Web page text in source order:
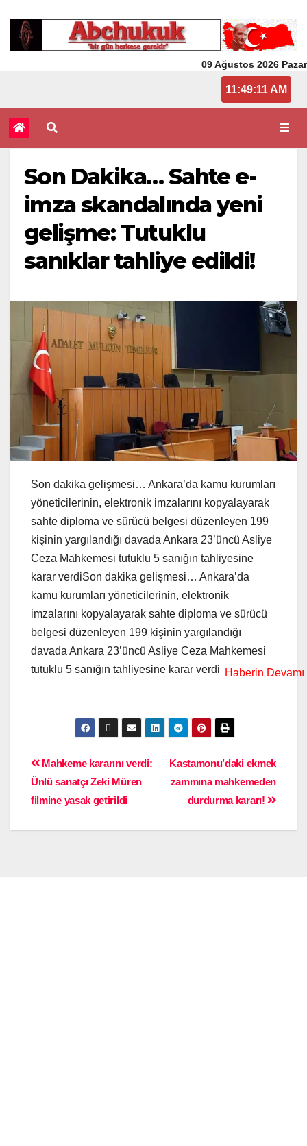
09 Ağustos 2026 Pazar
11:49:12
Son Dakika… Sahte e-
imza skandalında yeni
gelişme: Tutuklu
sanıklar tahliye edildi!
Son dakika gelişmesi… Ankara’da kamu kurumları
yöneticilerinin, elektronik imzalarını kopyalayarak
sahte diploma ve sürücü belgesi düzenleyen 199
kişinin yargılandığı davada Ankara 23’üncü Asliye
Ceza Mahkemesi tutuklu 5 sanığın tahliyesine
karar verdiSon dakika gelişmesi… Ankara’da
kamu kurumları yöneticilerinin, elektronik
imzalarını kopyalayarak sahte diploma ve sürücü
belgesi düzenleyen 199 kişinin yargılandığı
davada Ankara 23’üncü Asliye Ceza Mahkemesi
tutuklu 5 sanığın tahliyesine karar verdi
Kastamonu’daki ekmek
zammına mahkemeden
durdurma kararı!
Mahkeme kararını verdi:
Ünlü sanatçı Zeki Müren
filmine yasak getirildi